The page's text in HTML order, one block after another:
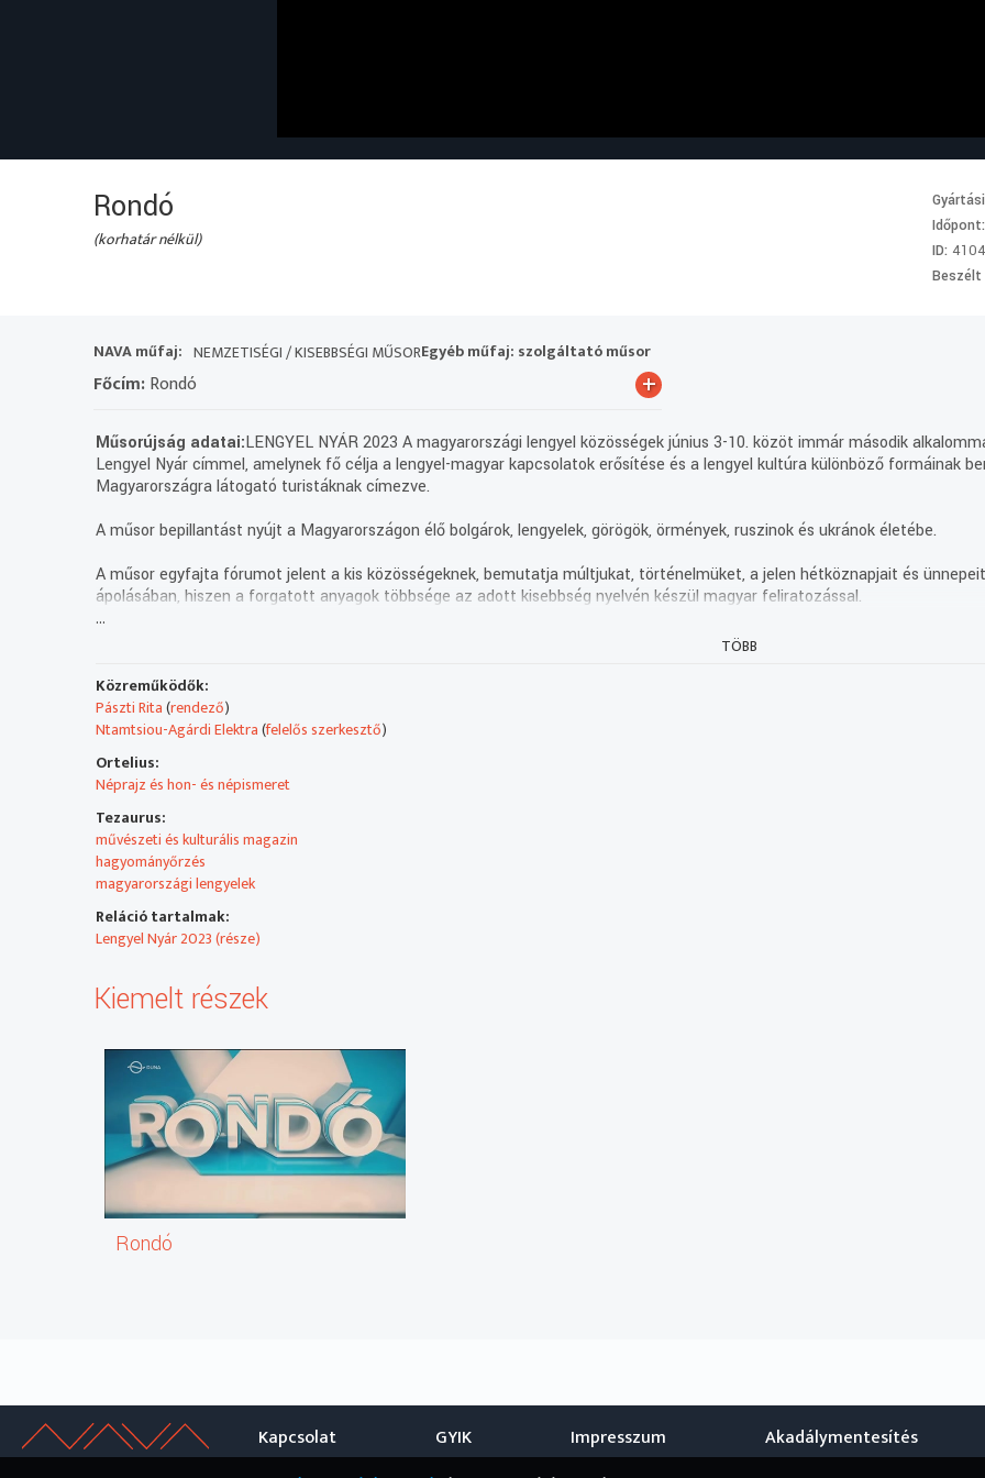
Rondó
(korhatár nélkül)
ID:
NAVA műfaj: NEMZETISÉGI / KISEBBSÉGI MŰSOREgyéb műfaj: szolgáltató műsor
Főcím:Rondó +
Műsorújság adatai:LENGYEL NYÁR 2023 A magyarországi lengyel közösségek június 3-10. közöt immár második
Lengyel Nyár címmel, amelynek fő célja a lengyel-magyar kapcsolatok erősítése és a lengyel kultúra különböző formáinak
Magyarországra látogató turistáknak címezve.
A műsor bepillantást nyújt a Magyarországon élő bolgárok, lengyelek, görögök, örmények, ruszinok és ukránok életébe.
A műsor egyfajta fórumot jelent a kis közösségeknek, bemutatja múltjukat, történelmüket, a jelen hétköznapjait és
ápolásában, hiszen a forgatott anyagok többsége az adott kisebbség nyelvén készül magyar feliratozással.
Technikai leírás:
Műsorszolgáltatói ismertető:
A Magyar Televízióban 1994 januárjától látható a Rondó nemzetiségi magazinműsora.
ukránok mindennapjaiba, mutatja be sokszínű kultúrájukat.
2022-től minden héten pénteken 26 percben jelentkezünk a nemzetiségekhez kapcsolódó – de a magyar és egyéb
könnyű és komolyzenét, hagyományokat, képzőművészetet, történelmet, egyházi életet, oktatást, az élet minden
ajánlóban pedig gyekszünk minél szélesebb körben beharangozni eseményeket, újonnan megjelent könyveket, kiállításokat,
szélesebb körben adhat számot érdeklődésre.
...
TÖBB
Közreműködők:
Pászti Rita(rendező)
Ntamtsiou-Agárdi Elektra(felelős szerkesztő)
Ortelius:
Néprajz és hon- és népismeret
Tezaurus:
művészeti és kulturális magazin
hagyományőrzés
magyarországi lengyelek
Reláció tartalmak:
Lengyel Nyár 2023 (része)
Kiemelt részek
Rondó
Kapcsolat GYIK Impresszum Akadálymentesítés